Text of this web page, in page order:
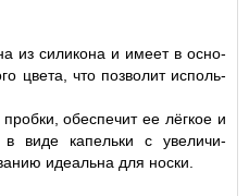
из силикона и имеет в осно­
цвета, что поз­во­лит исполь­
обес­пе­чит ее лёг­кое и
виде капельки с уве­ли­чи­
иде­альна для носки.